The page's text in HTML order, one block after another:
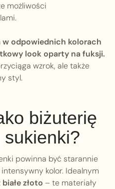
możliwości
w odpowiednich kolorach
look oparty na fuksji.
wzrok, ale także
styl.
biżuterię
powinna być starannie
kolor. Idealnym
białe złoto – te materiały